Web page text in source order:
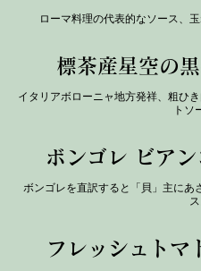
ローマ料理の代表的なソース、
標茶産星空の
イタリアボローニャ地方発祥、粗ひ
トソ
ボンゴレ ビア
ボンゴレを直訳すると「貝」主にあ
ス
フレッシュトマ